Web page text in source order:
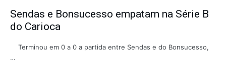
Sendas e Bonsucesso empatam na Série B
do Carioca
Terminou em 0 a 0 a partida entre Sendas e do Bonsucesso,
…